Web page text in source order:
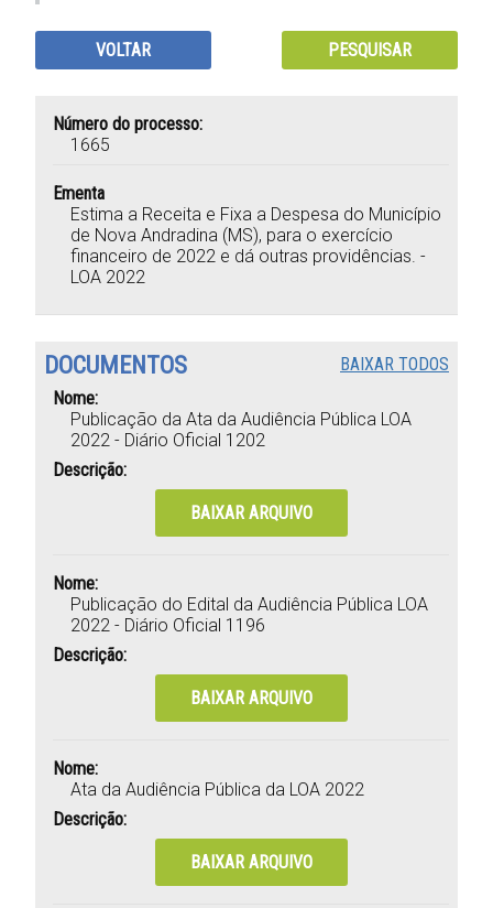
VOLTAR PESQUISAR
Número do processo:
1665
Ementa
Estima a Receita e Fixa a Despesa do Município
de Nova Andradina (MS), para o exercício
financeiro de 2022 e dá outras providências. -
LOA 2022
DOCUMENTOS
BAIXAR TODOS
Nome:
Publicação da Ata da Audiência Pública LOA
2022 - Diário Oficial 1202
Descrição:
BAIXAR ARQUIVO
Nome:
Publicação do Edital da Audiência Pública LOA
2022 - Diário Oficial 1196
Descrição:
BAIXAR ARQUIVO
Nome:
Ata da Audiência Pública da LOA 2022
Descrição:
BAIXAR ARQUIVO